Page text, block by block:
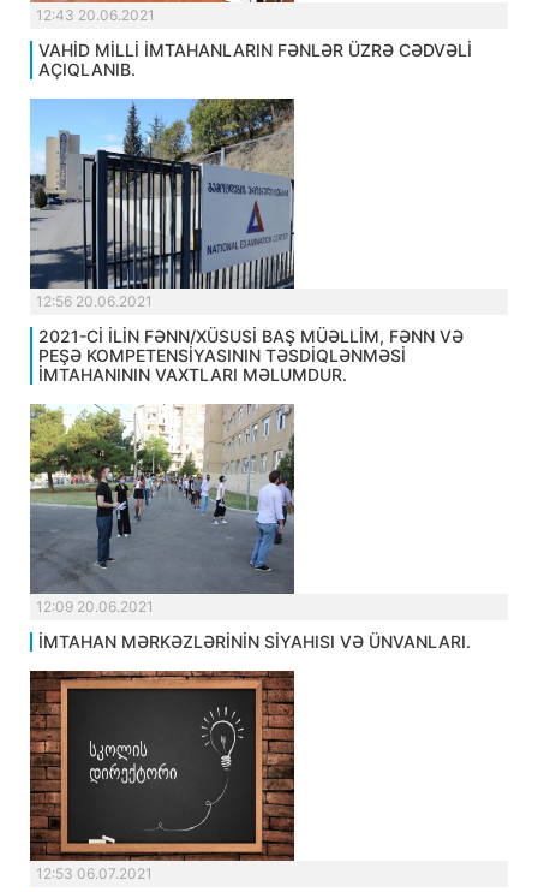
12:43 20.06.2021
VAHİD MİLLİ İMTAHANLARIN FƏNLƏR ÜZRƏ CƏDVƏLİ
AÇIQLANIB.
12:56 20.06.2021
2021-Cİ İLİN FƏNN/XÜSUSİ BAŞ MÜƏLLİM, FƏNN VƏ
PEŞƏ KOMPETENSİYASININ TƏSDİQLƏNMƏSİ
İMTAHANININ VAXTLARI MƏLUMDUR.
12:09 20.06.2021
İMTAHAN MƏRKƏZLƏRİNİN SİYAHISI VƏ ÜNVANLARI.
12:53 06.07.2021